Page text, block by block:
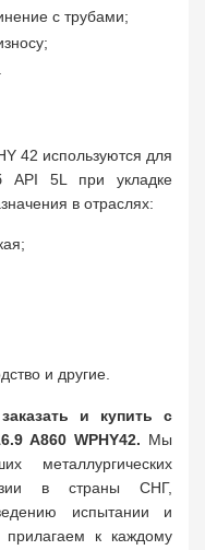
с трубами;
42 используются для
API 5L при укладке
в отраслях:
и другие.
и купить с
A860 WPНY42. Мы
металлургических
в страны СНГ,
испытании и
прилагаем к каждому